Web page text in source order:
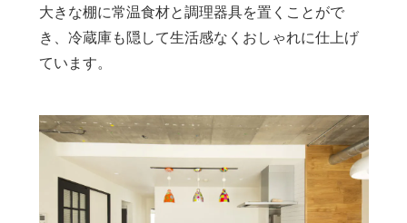
大きな棚に常温食材と調理器具を置くことがで
き、冷蔵庫も隠して生活感なくおしゃれに仕上げ
ています。